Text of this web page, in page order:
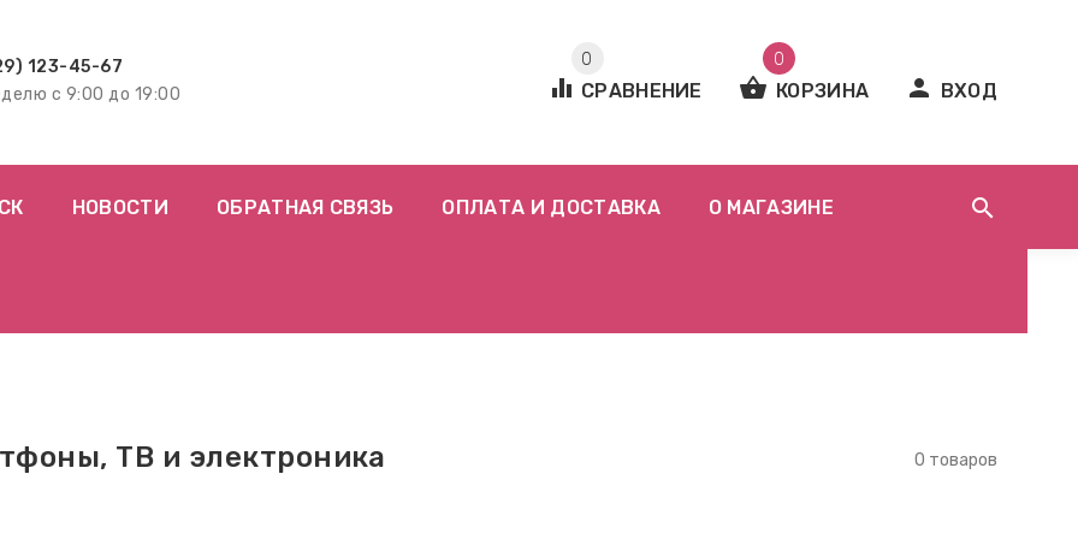
123-45-67
с 9:00 до 19:00
person ВХОД
shopping_basket КОРЗИНА
0
equalizer СРАВНЕНИЕ
0
НОВОСТИ ОБРАТНАЯ СВЯЗЬ ОПЛАТА И ДОСТАВКА О МАГАЗИНЕ search
0 товаров
ТВ и электроника